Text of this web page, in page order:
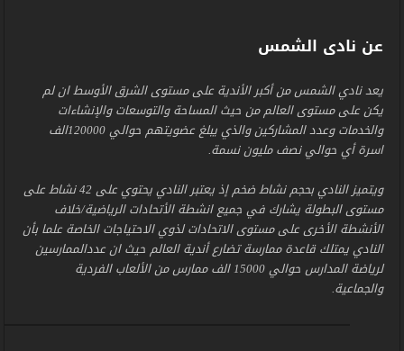
عن نادى الشمس
يعد نادي الشمس من أكبر الأندية على مستوى الشرق الأوسط ان لم
يكن على مستوى العالم من حيث المساحة والتوسعات والإنشاءات
والخدمات وعدد المشاركين والذي يبلغ عضويتهم حوالي 120000الف
اسرة أي حوالي نصف مليون نسمة.
ويتميز النادي بحجم نشاط ضخم إذ يعتبر النادي يحتوي على 42 نشاط على
مستوى البطولة يشارك في جميع انشطة الأتحادات الرياضية/خلاف
الأنشطة الأخرى على مستوى الاتحادات لذوي الاحتياجات الخاصة علما بأن
النادي يمتلك قاعدة ممارسة تضارع أندية العالم حيث ان عددالممارسين
لرياضة المدارس حوالي 15000 الف ممارس من الألعاب الفردية
والجماعية.